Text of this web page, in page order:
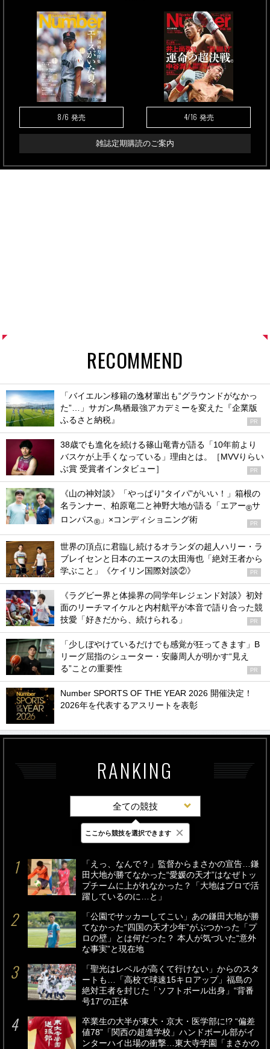
8/6 発売 4/16 発売
雑誌定期購読のご案内
RECOMMEND
「バイエルン移籍の逸材輩出も“グラウンドがなかっ
た”…」サガン鳥栖最強アカデミーを変えた『企業版
ふるさと納税』
PR
38歳でも進化を続ける篠山竜青が語る「10年前より
バスケが上手くなっている」理由とは。［MVVりらい
ぶ賞 受賞者インタビュー］
PR
《山の神対談》「やっぱり“タイパ”がいい！」箱根の
名ランナー、柏原竜二と神野大地が語る「エアー®サ
ロンパス® 」×コンディショニング術 PR
世界の頂点に君臨し続けるオランダの超人ハリー・ラ
ブレイセンと日本のエースの太田海也「絶対王者から
学ぶこと」《ケイリン国際対談②》
PR
《ラグビー界と体操界の同学年レジェンド対談》初対
面のリーチマイケルと内村航平が本音で語り合った競
技愛「好きだから、続けられる」
PR
「少しぼやけているだけでも感覚が狂ってきます」B
リーグ屈指のシューター・安藤周人が明かす“見え
る”ことの重要性
PR
Number SPORTS OF THE YEAR 2026 開催決定！
2026年を代表するアスリートを表彰
RANKING
全ての競技
最新 24時間 週間
「えっ、なんで？」監督からまさかの宣告…鎌
田大地が勝てなかった“愛媛の天才”はなぜトッ
プチームに上がれなかった？「大地はプロで活
躍しているのに…と」
「公園でサッカーしてこい」あの鎌田大地が勝
てなかった“四国の天才少年”がぶつかった「プ
ロの壁」とは何だった？ 本人が気づいた“意外
な事実”と現在地
「聖光はレベルが高くて行けない」からのスタ
ートも…「高校で球速15キロアップ」福島の
絶対王者を封じた「ソフトボール出身」“背番
号17”の正体
卒業生の大半が東大・京大・医学部に!? “偏差
値78”「関西の超進学校」ハンドボール部がイ
ンターハイ出場の衝撃…東大寺学園「まさかの
ここから競技を選択できます ×